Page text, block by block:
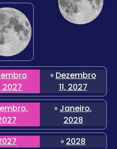
2027
» Dezembro
11, 2027
» Janeiro,
2028
» 2028